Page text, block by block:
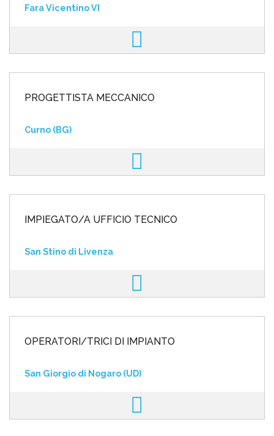
Fara Vicentino VI
PROGETTISTA MECCANICO
Curno (BG)
IMPIEGATO/A UFFICIO TECNICO
San Stino di Livenza
OPERATORI/TRICI DI IMPIANTO
San Giorgio di Nogaro (UD)